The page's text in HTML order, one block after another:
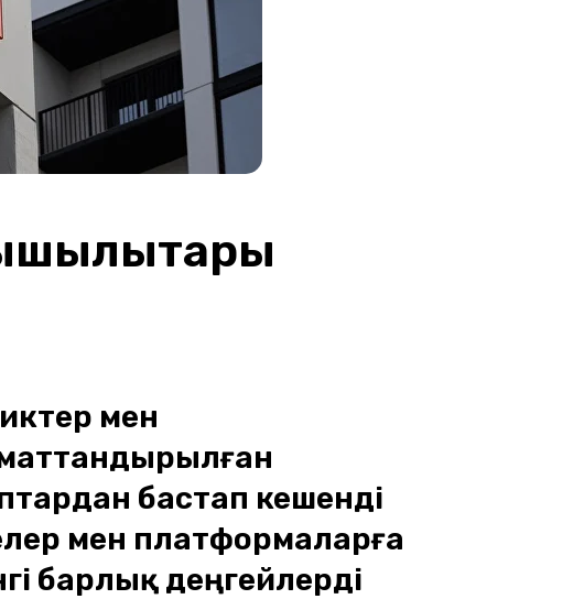
мен
бастап кешенді
мен платформаларға
барлық деңгейлерді